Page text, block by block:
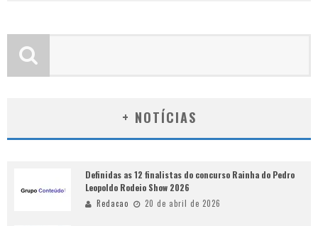
+ NOTÍCIAS
Definidas as 12 finalistas do concurso Rainha do Pedro
Leopoldo Rodeio Show 2026
Redacao 20 de abril de 2026